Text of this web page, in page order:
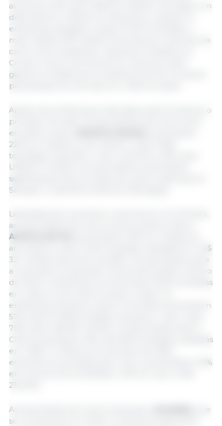
aumentou 51%, para US$ 67,6 milhões. Isso segue um
desempenho notável em dezembro, quando os
embarques atingiram quase 24.000 toneladas, o
maior desde 2019. Apesar da presença crescente de
carne suína canadense, mexicana e brasileira na
Coreia, a carne suína dos EUA continua a obter
ganhos à medida que a indústria dos EUA recupera
participação de mercado do União Europeia.
Apesar dos embarques mais baixos para Honduras, o
principal mercado, as exportações de carne suína
em janeiro para a
22% em relação ao ano anterior, para 11.846
toneladas, enquanto o valor aumentou 29%, para
US$ 35,7 milhões. As exportações aumentaram
significativamente ano após ano para Guatemala, El
Salvador, Costa Rica, Panamá e Nicarágua.
Lideradas pelo excelente crescimento na Colômbia,
as exportações de carne suína em janeiro para a
América do Sul
ano anterior, para 11.464 toneladas, avaliadas em US$
32,1 milhões (aumento de 62%). As exportações para
a Colômbia recuperaram fortemente desde outubro
de 2023 e mantiveram-se acima das 10.000 toneladas
em cada um dos últimos quatro meses. Os
embarques de janeiro para a Colômbia aumentaram
57%, para 10.448 toneladas, enquanto o valor subiu
70%, para US$ 28,1 milhões. As exportações para o
Chile aumentaram 22%, para 692 toneladas, avaliadas
em US$ 2,7 milhões (um aumento de 26%),
enquanto as remessas para o Peru aumentaram 49%
em volume (122 toneladas) e 19% em valor (US$
215.000).
As exportações de carne suína para a
, que
se recuperaram em 2023, continuaram ganhando